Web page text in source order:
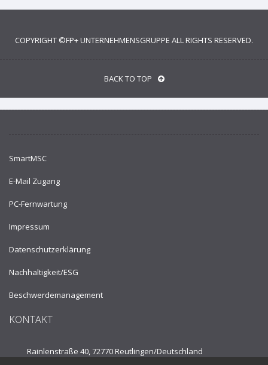
COPYRIGHT ©FP+ UNTERNEHMENSGRUPPE ALL RIGHTS RESERVED.
BACK TO TOP
SmartMSC
E-Mail Zugang
PC-Fernwartung
Impressum
Datenschutzerklärung
Nachhaltigkeit/ESG
Beschwerdemanagement
KONTAKT
Rainlenstraße 40, 72770 Reutlingen/Deutschland